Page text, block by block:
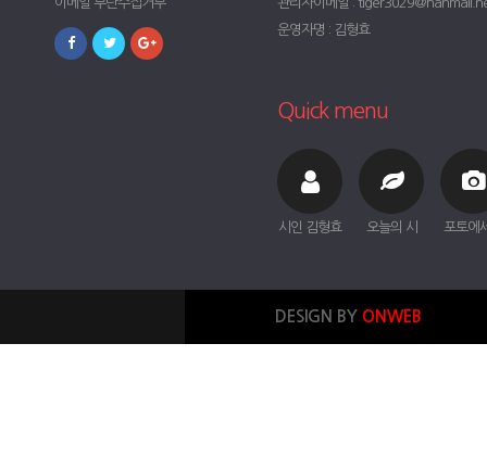
운영자명 : 김형효
Quick menu
시인 김형효 오늘의 시 포토에
DESIGN BY ONWEB